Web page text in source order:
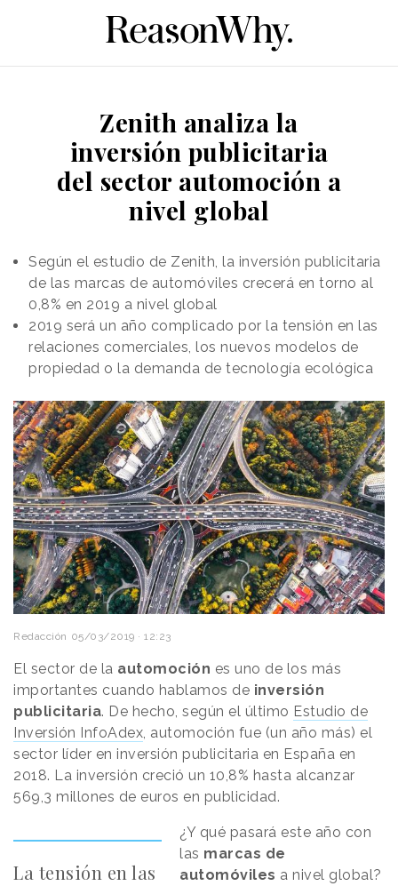
Zenith analiza la
inversión publicitaria
del sector automoción a
nivel global
Según el estudio de Zenith, la inversión publicitaria
de las marcas de automóviles crecerá en torno al
0,8% en 2019 a nivel global
2019 será un año complicado por la tensión en las
relaciones comerciales, los nuevos modelos de
propiedad o la demanda de tecnología ecológica
Redacción 05/03/2019 · 12:23
El sector de la automoción es uno de los más
importantes cuando hablamos de inversión
publicitaria. De hecho, según el último Estudio de
Inversión InfoAdex, automoción fue (un año más) el
sector líder en inversión publicitaria en España en
2018. La inversión creció un 10,8% hasta alcanzar
569,3 millones de euros en publicidad.
La tensión en las
¿Y qué pasará este año con
las marcas de
automóviles a nivel global?